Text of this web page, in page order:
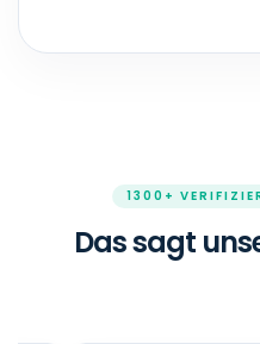
1300+
Das sagt